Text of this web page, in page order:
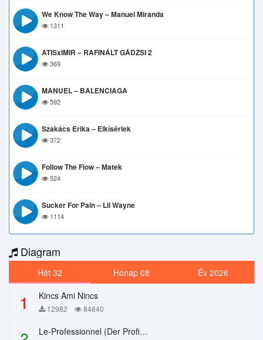
We Know The Way – Manuel Miranda
1311
ATISxIMIR – RAFINÁLT GÁDZSI 2
369
MANUEL – BALENCIAGA
592
Szakács Erika – Elkísérlek
372
Follow The Flow – Matek
524
Sucker For Pain – Lil Wayne
1114
Diagram
Hét 32 Hónap 08 Év 2026
1 Kincs Ami Nincs
12982 84840
Le-Professionnel (Der Profi) – Chi Mai